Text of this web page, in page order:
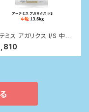
ミス アガリクス I/S 中粒